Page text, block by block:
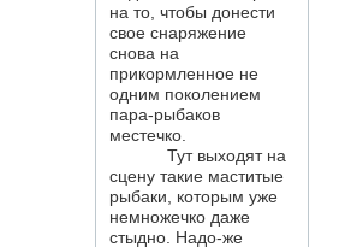
на то, чтобы донести
свое снаряжение
снова на
прикормленное не
одним поколением
пара-рыбаков
местечко.
Тут выходят на
сцену такие маститые
рыбаки, которым уже
немножечко даже
стыдно. Надо-же